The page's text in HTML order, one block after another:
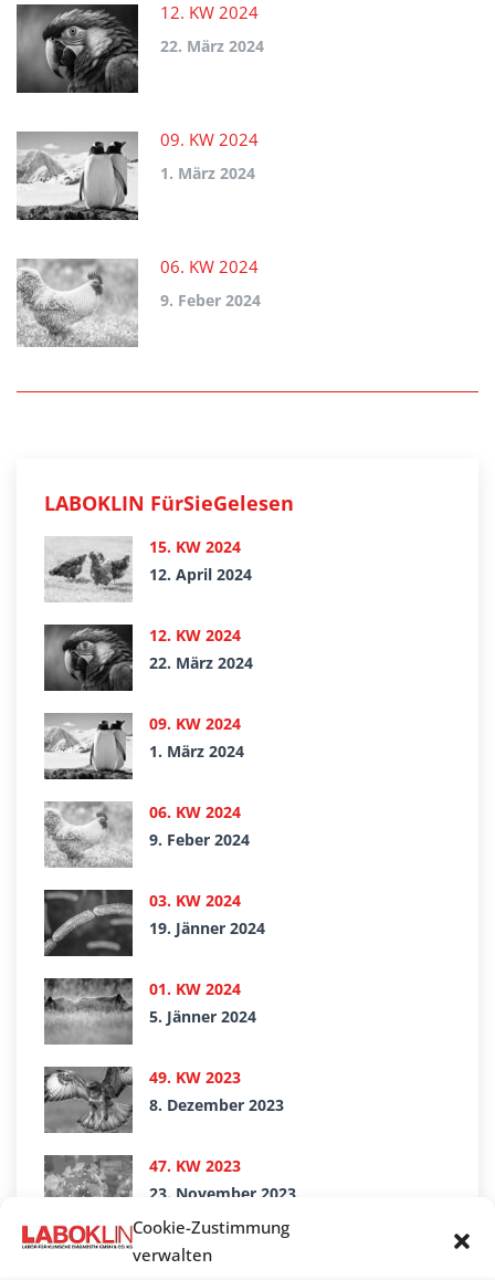
Cookie-Zustimmung
verwalten
12. KW 2024
22. März 2024
09. KW 2024
1. März 2024
06. KW 2024
9. Feber 2024
LABOKLIN FürSieGelesen
15. KW 2024
12. April 2024
12. KW 2024
22. März 2024
09. KW 2024
1. März 2024
06. KW 2024
9. Feber 2024
03. KW 2024
19. Jänner 2024
01. KW 2024
5. Jänner 2024
49. KW 2023
8. Dezember 2023
47. KW 2023
23. November 2023
39. KW 2023